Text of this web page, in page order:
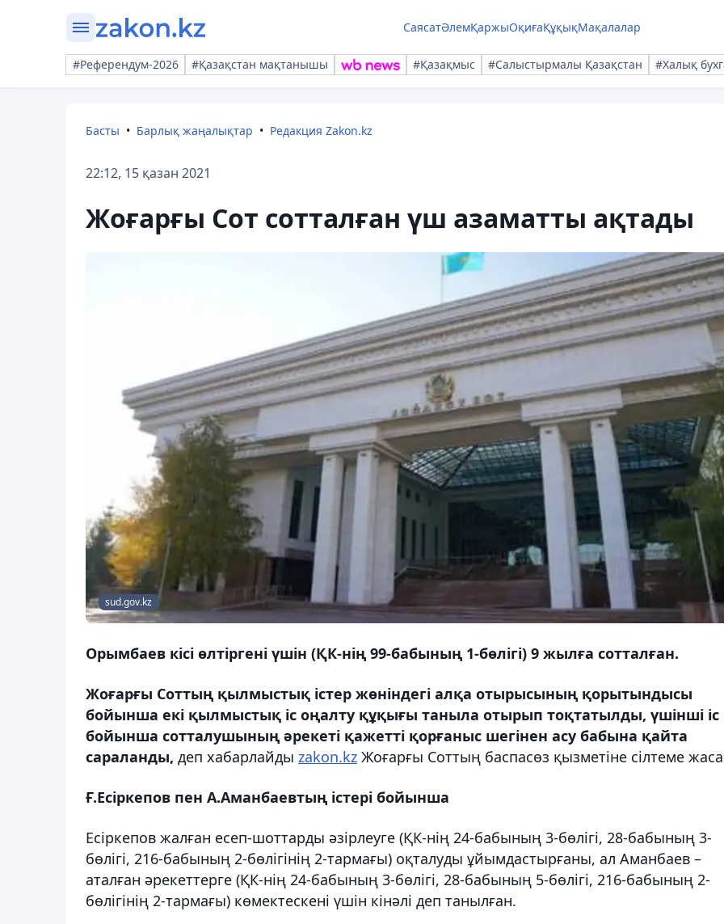
СаясатӘлемҚаржыОқиғаҚұқықМақалалар
#Референдум-2026 #Қазақстан мақтанышы #Қазақмыс #Салыстырмалы Қазақстан #Халық
Басты Барлық жаңалықтар Редакция Zakon.kz
22:12, 15 қазан 2021
Жоғарғы Сот сотталған үш азаматты ақтады
sud.gov.kz
Орымбаев кісі өлтіргені үшін (ҚК-нің 99-бабының 1-бөлігі) 9 жылға сотталған.
Жоғарғы Соттың қылмыстық істер жөніндегі алқа отырысының қорытындысы
бойынша екі қылмыстық іс оңалту құқығы таныла отырып тоқтатылды, үшінші іс
бойынша сотталушының әрекеті қажетті қорғаныс шегінен асу бабына қайта
сараланды, деп хабарлайды zakon.kz Жоғарғы Соттың баспасөз қызметіне сілтеме
Ғ.Есіркепов пен А.Аманбаевтың істері бойынша
Есіркепов жалған есеп-шоттарды әзірлеуге (ҚК-нің 24-бабының 3-бөлігі, 28-бабының 3-
бөлігі, 216-бабының 2-бөлігінің 2-тармағы) оқталуды ұйымдастырғаны, ал Аманбаев –
аталған әрекеттерге (ҚК-нің 24-бабының 3-бөлігі, 28-бабының 5-бөлігі, 216-бабының 2-
бөлігінің 2-тармағы) көмектескені үшін кінәлі деп танылған.